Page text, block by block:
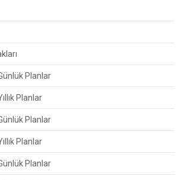
Planlar
Planlar
Planlar
Planlar
Planlar